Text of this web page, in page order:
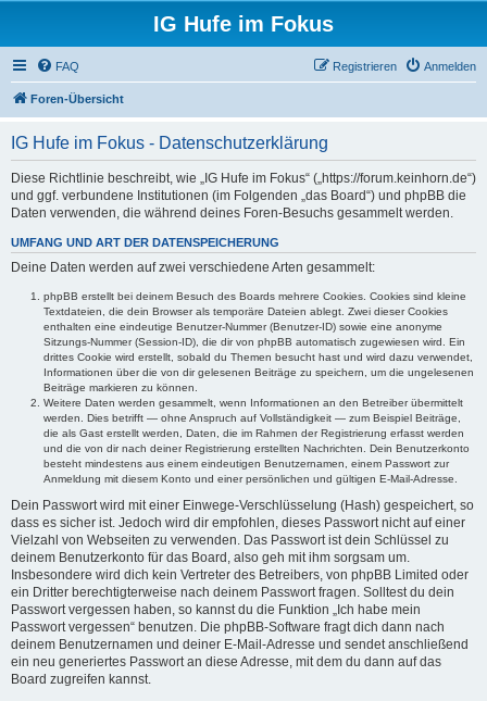
IG Hufe im Fokus
FAQ Anmelden
Registrieren
Foren-Übersicht
IG Hufe im Fokus - Datenschutzerklärung
Diese Richtlinie beschreibt, wie „IG Hufe im Fokus“ („https://forum.keinhorn.de“)
und ggf. verbundene Institutionen (im Folgenden „das Board“) und phpBB die
Daten verwenden, die während deines Foren-Besuchs gesammelt werden.
UMFANG UND ART DER DATENSPEICHERUNG
Deine Daten werden auf zwei verschiedene Arten gesammelt:
phpBB erstellt bei deinem Besuch des Boards mehrere Cookies. Cookies sind kleine
Textdateien, die dein Browser als temporäre Dateien ablegt. Zwei dieser Cookies
enthalten eine eindeutige Benutzer-Nummer (Benutzer-ID) sowie eine anonyme
Sitzungs-Nummer (Session-ID), die dir von phpBB automatisch zugewiesen wird. Ein
drittes Cookie wird erstellt, sobald du Themen besucht hast und wird dazu verwendet,
Informationen über die von dir gelesenen Beiträge zu speichern, um die ungelesenen
Beiträge markieren zu können.
Weitere Daten werden gesammelt, wenn Informationen an den Betreiber übermittelt
werden. Dies betrifft — ohne Anspruch auf Vollständigkeit — zum Beispiel Beiträge,
die als Gast erstellt werden, Daten, die im Rahmen der Registrierung erfasst werden
und die von dir nach deiner Registrierung erstellten Nachrichten. Dein Benutzerkonto
besteht mindestens aus einem eindeutigen Benutzernamen, einem Passwort zur
Anmeldung mit diesem Konto und einer persönlichen und gültigen E-Mail-Adresse.
Dein Passwort wird mit einer Einwege-Verschlüsselung (Hash) gespeichert, so
dass es sicher ist. Jedoch wird dir empfohlen, dieses Passwort nicht auf einer
Vielzahl von Webseiten zu verwenden. Das Passwort ist dein Schlüssel zu
deinem Benutzerkonto für das Board, also geh mit ihm sorgsam um.
Insbesondere wird dich kein Vertreter des Betreibers, von phpBB Limited oder
ein Dritter berechtigterweise nach deinem Passwort fragen. Solltest du dein
Passwort vergessen haben, so kannst du die Funktion „Ich habe mein
Passwort vergessen“ benutzen. Die phpBB-Software fragt dich dann nach
deinem Benutzernamen und deiner E-Mail-Adresse und sendet anschließend
ein neu generiertes Passwort an diese Adresse, mit dem du dann auf das
Board zugreifen kannst.